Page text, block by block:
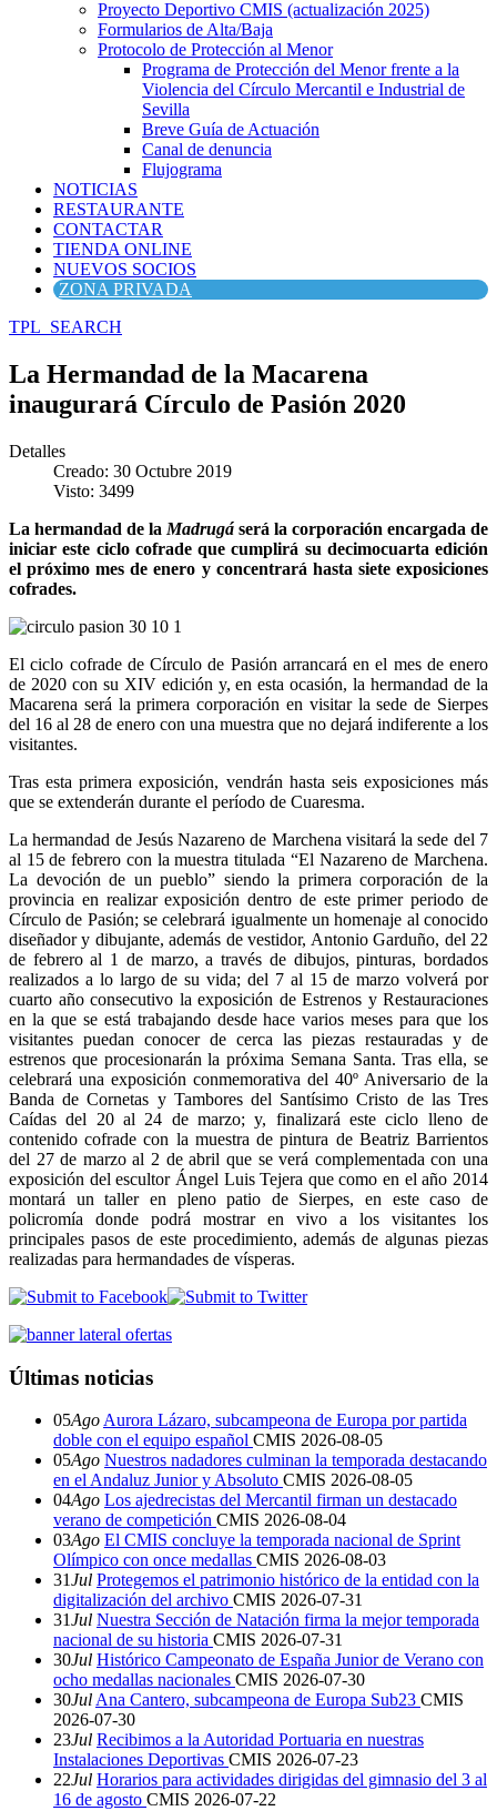
Proyecto Deportivo CMIS (actualización 2025)
Formularios de Alta/Baja
Protocolo de Protección al Menor
Programa de Protección del Menor frente a la
Violencia del Círculo Mercantil e Industrial de
Sevilla
Breve Guía de Actuación
Canal de denuncia
Flujograma
NOTICIAS
RESTAURANTE
CONTACTAR
TIENDA ONLINE
NUEVOS SOCIOS
ZONA PRIVADA
TPL_SEARCH
La Hermandad de la Macarena
inaugurará Círculo de Pasión 2020
Detalles
Creado: 30 Octubre 2019
Visto: 3499
La hermandad de la Madrugá será la corporación encargada de
iniciar este ciclo cofrade que cumplirá su decimocuarta edición
el próximo mes de enero y concentrará hasta siete exposiciones
cofrades.
El ciclo cofrade de Círculo de Pasión arrancará en el mes de enero
de 2020 con su XIV edición y, en esta ocasión, la hermandad de la
Macarena será la primera corporación en visitar la sede de Sierpes
del 16 al 28 de enero con una muestra que no dejará indiferente a los
visitantes.
Tras esta primera exposición, vendrán hasta seis exposiciones más
que se extenderán durante el período de Cuaresma.
La hermandad de Jesús Nazareno de Marchena visitará la sede del 7
al 15 de febrero con la muestra titulada “El Nazareno de Marchena.
La devoción de un pueblo” siendo la primera corporación de la
provincia en realizar exposición dentro de este primer periodo de
Círculo de Pasión; se celebrará igualmente un homenaje al conocido
diseñador y dibujante, además de vestidor, Antonio Garduño, del 22
de febrero al 1 de marzo, a través de dibujos, pinturas, bordados
realizados a lo largo de su vida; del 7 al 15 de marzo volverá por
cuarto año consecutivo la exposición de Estrenos y Restauraciones
en la que se está trabajando desde hace varios meses para que los
visitantes puedan conocer de cerca las piezas restauradas y de
estrenos que procesionarán la próxima Semana Santa. Tras ella, se
celebrará una exposición conmemorativa del 40º Aniversario de la
Banda de Cornetas y Tambores del Santísimo Cristo de las Tres
Caídas del 20 al 24 de marzo; y, finalizará este ciclo lleno de
contenido cofrade con la muestra de pintura de Beatriz Barrientos
del 27 de marzo al 2 de abril que se verá complementada con una
exposición del escultor Ángel Luis Tejera que como en el año 2014
montará un taller en pleno patio de Sierpes, en este caso de
policromía donde podrá mostrar en vivo a los visitantes los
principales pasos de este procedimiento, además de algunas piezas
realizadas para hermandades de vísperas.
Últimas noticias
05Ago Aurora Lázaro, subcampeona de Europa por partida
doble con el equipo español CMIS 2026-08-05
05Ago Nuestros nadadores culminan la temporada destacando
en el Andaluz Junior y Absoluto CMIS 2026-08-05
04Ago Los ajedrecistas del Mercantil firman un destacado
verano de competición CMIS 2026-08-04
03Ago El CMIS concluye la temporada nacional de Sprint
Olímpico con once medallas CMIS 2026-08-03
31Jul Protegemos el patrimonio histórico de la entidad con la
digitalización del archivo CMIS 2026-07-31
31Jul Nuestra Sección de Natación firma la mejor temporada
nacional de su historia CMIS 2026-07-31
30Jul Histórico Campeonato de España Junior de Verano con
ocho medallas nacionales CMIS 2026-07-30
30Jul Ana Cantero, subcampeona de Europa Sub23 CMIS
2026-07-30
23Jul Recibimos a la Autoridad Portuaria en nuestras
Instalaciones Deportivas CMIS 2026-07-23
22Jul Horarios para actividades dirigidas del gimnasio del 3 al
16 de agosto CMIS 2026-07-22